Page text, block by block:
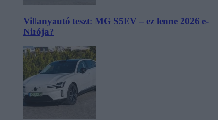
Villanyautó teszt: MG S5EV – ez lenne 2026 e-
Nirója?